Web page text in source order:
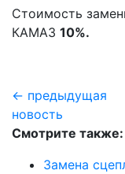
Стоимость
КАМАЗ 10%.
← предыдущая
новость
Смотрите также:
Замена